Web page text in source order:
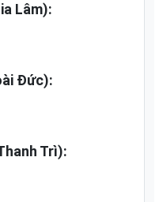
Lâm):
Đức):
Trì):